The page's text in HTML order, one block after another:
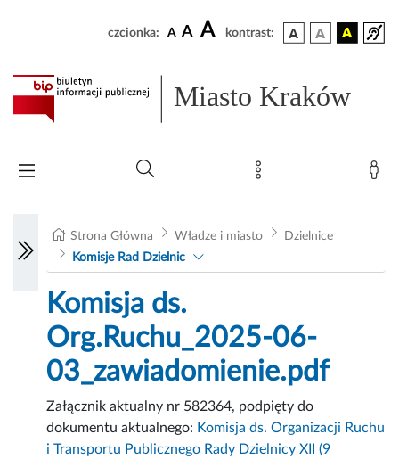
czcionka: A A A kontrast:
Miasto Kraków
Strona Główna Władze i miasto
Dzielnice
Komisje Rad Dzielnic
Komisja ds.
Org.Ruchu_2025-06-
03_zawiadomienie.pdf
Załącznik aktualny nr 582364, podpięty do
dokumentu aktualnego: Komisja ds. Organizacji Ruchu
i Transportu Publicznego Rady Dzielnicy XII (9